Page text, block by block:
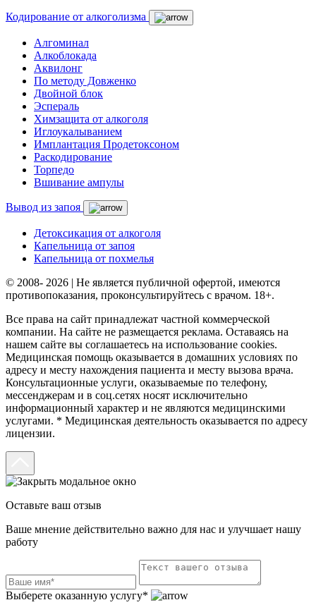
Кодирование от алкоголизма
Алгоминал
Алкоблокада
Аквилонг
По методу Довженко
Двойной блок
Эспераль
Химзащита от алкоголя
Иглоукалыванием
Имплантация Продетоксоном
Раскодирование
Торпедо
Вшивание ампулы
Вывод из запоя
Детоксикация от алкоголя
Капельница от запоя
Капельница от похмелья
© 2008- 2026 | Не является публичной офертой, имеются
противопоказания, проконсультируйтесь с врачом. 18+.
Все права на сайт принадлежат частной коммерческой
компании. На сайте не размещается реклама. Оставаясь на
нашем сайте вы соглашаетесь на использование cookies.
Медицинская помощь оказывается в домашних условиях по
адресу и месту нахождения пациента и месту вызова врача.
Консультационные услуги, оказываемые по телефону,
мессенджерам и в соц.сетях носят исключительно
информационный характер и не являются медицинскими
услугами. * Медицинская деятельность оказывается по адресу
лицензии.
Оставьте ваш отзыв
Ваше мнение действительно важно для нас и улучшает нашу
работу
Выберете оказанную услугу*